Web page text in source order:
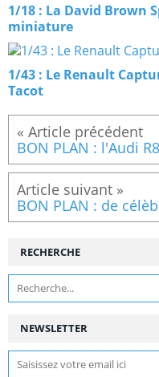
1/18 : La David Brown
miniature
1/43 : Le Renault
Tacot
NEWSLETTER
RECHERCHE